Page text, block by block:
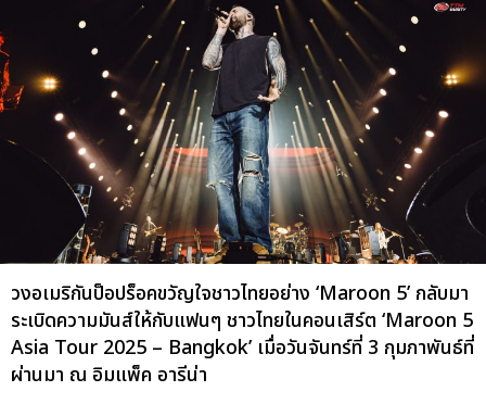
วงอเมริกันป็อปร็อคขวัญใจชาวไทยอย่าง ‘Maroon 5’ กลับมา
ระเบิดความมันส์ให้กับแฟนๆ ชาวไทยในคอนเสิร์ต ‘Maroon 5
Asia Tour 2025 – Bangkok’ เมื่อวันจันทร์ที่ 3 กุมภาพันธ์ที่
ผ่านมา ณ อิมแพ็ค อารีน่า